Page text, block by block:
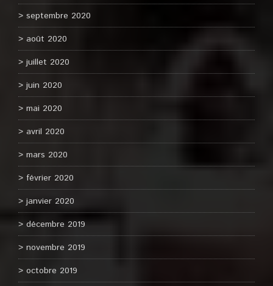
septembre 2020
août 2020
juillet 2020
juin 2020
mai 2020
avril 2020
mars 2020
février 2020
janvier 2020
décembre 2019
novembre 2019
octobre 2019